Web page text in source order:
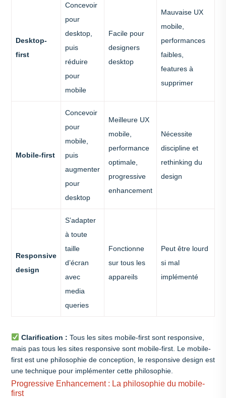
Desktop-
first
Concevoir
pour
desktop,
puis
réduire
pour
mobile
Facile pour
designers
desktop
Mauvaise UX
mobile,
performances
faibles,
features à
supprimer
Mobile-first
Concevoir
pour
mobile,
puis
augmenter
pour
desktop
Meilleure UX
mobile,
performance
optimale,
progressive
enhancement
Nécessite
discipline et
rethinking du
design
Responsive
design
S’adapter
à toute
taille
d’écran
avec
media
queries
Fonctionne
sur tous les
appareils
Peut être lourd
si mal
implémenté
Clarification : Tous les sites mobile-first sont responsive,
mais pas tous les sites responsive sont mobile-first. Le mobile-
first est une philosophie de conception, le responsive design est
une technique pour implémenter cette philosophie.
Progressive Enhancement : La philosophie du mobile-
first